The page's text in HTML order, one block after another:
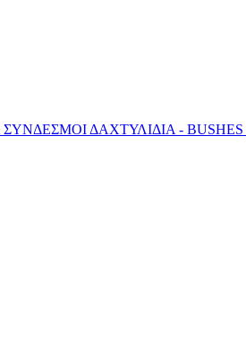
ΣΥΝΔΕΣΜΟΙ ΔΑΧΤΥΛΙΔΙΑ - BUSHES